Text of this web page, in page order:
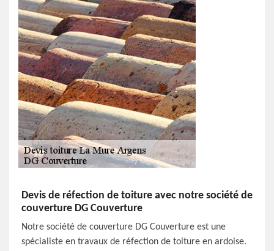
Devis de réfection de toiture avec notre société de
couverture DG Couverture
Notre société de couverture DG Couverture est une
spécialiste en travaux de réfection de toiture en ardoise.